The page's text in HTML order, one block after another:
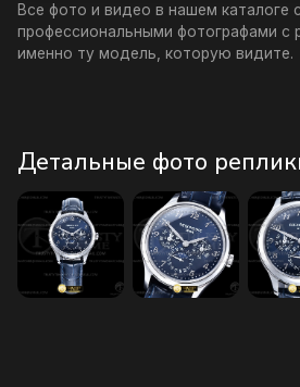
Все фото и видео в нашем каталоге
профессиональными фотографами с
именно ту модель, которую видите.
Детальные фото